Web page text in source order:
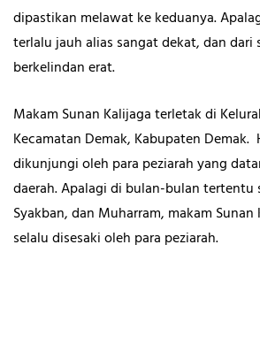
dipastikan melawat ke keduanya.
terlalu jauh alias sangat dekat, dan dari
berkelindan erat.
Makam Sunan Kalijaga terletak di
Kecamatan Demak, Kabupaten Demak.
dikunjungi oleh para peziarah yang
daerah. Apalagi di bulan-bulan tertentu
Syakban, dan Muharram, makam
selalu disesaki oleh para peziarah.